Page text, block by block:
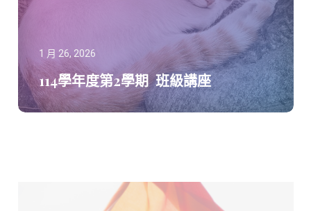
1 月 26, 2026
114學年度第2學期 班級講座